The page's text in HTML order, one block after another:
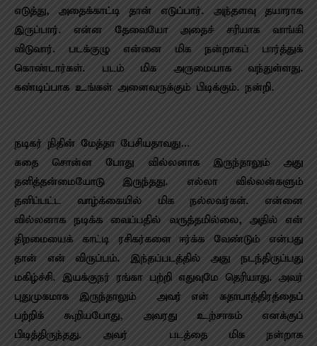
எடுத்து, அதைக்காட்டி தான் எடுப்பார். அந்தளவு தயாராக
இருப்பார். என்ன தேவையோ அதைச் சரியாக வாங்கி
விடுவார். படக்குழு என்னை மிக நன்றாகப் பார்த்துக்
கொண்டார்கள். படம் மிக அருமையாக வந்துள்ளது.
கண்டிப்பாக உங்கள் அனைவருக்கும் பிடிக்கும். நன்றி.
நடிகர் நிதின் மேத்தா பேசியதாவது…
கதை சொன்ன போது வில்லனாக இருந்தாலும் அது
தனித்தன்மையோடு இருந்தது. எல்லா வில்லன்களும்
தனிப்பட்ட வாழ்க்கையில் மிக நல்லவர்கள். என்னை
வில்லனாக நடிக்க வைப்பதில் வருத்தமில்லை, அதில் என்
திறமையைக் காட்டி ரசிகர்களை ஈர்க்க வேண்டும் என்பது
தான் என் விருப்பம். இந்தப்படத்தில் அது நடந்திருப்பது
மகிழ்ச்சி. இயக்குநர் ரங்கா பற்றி எதுவுமே தெரியாது. அவர்
புதுமுகமாக இருந்தாலும் அவர் என் கதாபாத்திரத்தைப்
பற்றிக் கூறியபோது, அவரது உற்சாகம் எனக்குப்
பிடித்திருந்தது. அவர் படத்தை மிக நன்றாக